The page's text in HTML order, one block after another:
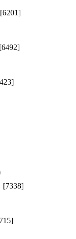
[6201]
[6492]
[7338]